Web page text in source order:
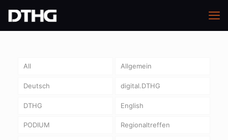
All Allgemein
Deutsch digital.DTHG
DTHG English
PODIUM Regionaltreffen